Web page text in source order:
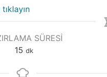
SÜRESI
15 dk